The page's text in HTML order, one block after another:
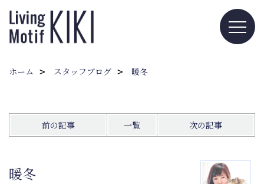
ホーム スタッフブログ 暖冬
前の記事 一覧 次の記事
暖冬